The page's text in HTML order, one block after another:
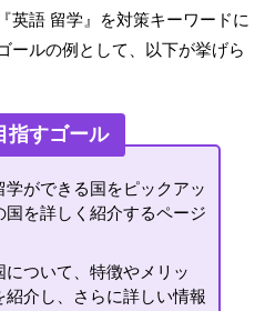
英語 留学』を対策キーワードに
ールの例として、以下が挙げら
指すゴール
学ができる国をピックアッ
国を詳しく紹介するページ
について、特徴やメリッ
紹介し、さらに詳しい情報